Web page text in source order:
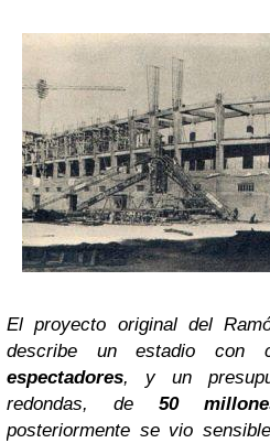
El proyecto original del
describe un estadio con
espectadores, y un
redondas, de 50
posteriormente se vio